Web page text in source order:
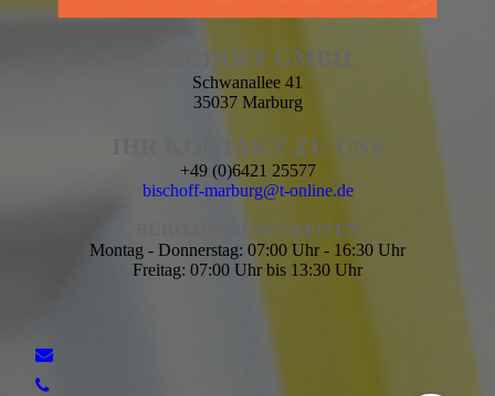
BISCHOFF GMBH
Schwanallee 41
35037 Marburg
IHR KONTAKT ZU UNS
+49 (0)6421 25577
bischoff-marburg@t-online.de
BÜRO-ÖFFNUNGSZEITEN
Montag - Donnerstag: 07:00 Uhr - 16:30 Uhr
Freitag: 07:00 Uhr bis 13:30 Uhr